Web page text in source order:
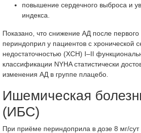
повышение сердечного выброса и
индекса.
Показано, что снижение АД после
периндоприл у пациентов с хронической
недостаточностью (ХСН) I–II
классификации NYHA статистически
изменения АД в группе плацебо.
Ишемическая
(ИБС)
При приёме периндоприла в дозе 8 мг/сут